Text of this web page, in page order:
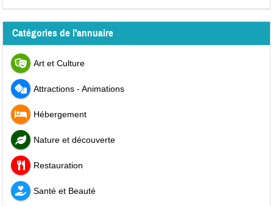
Catégories de l'annuaire
Art et Culture
Attractions - Animations
Hébergement
Nature et découverte
Restauration
Santé et Beauté